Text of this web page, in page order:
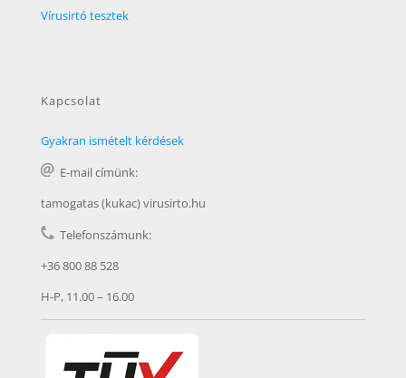
Vírusirtó tesztek
Kapcsolat
Gyakran ismételt kérdések
E-mail címünk:
tamogatas (kukac) virusirto.hu
Telefonszámunk:
+36 800 88 528
H-P, 11.00 – 16.00